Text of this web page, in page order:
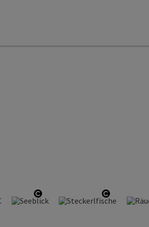
copyrightOpen copyrightOpen